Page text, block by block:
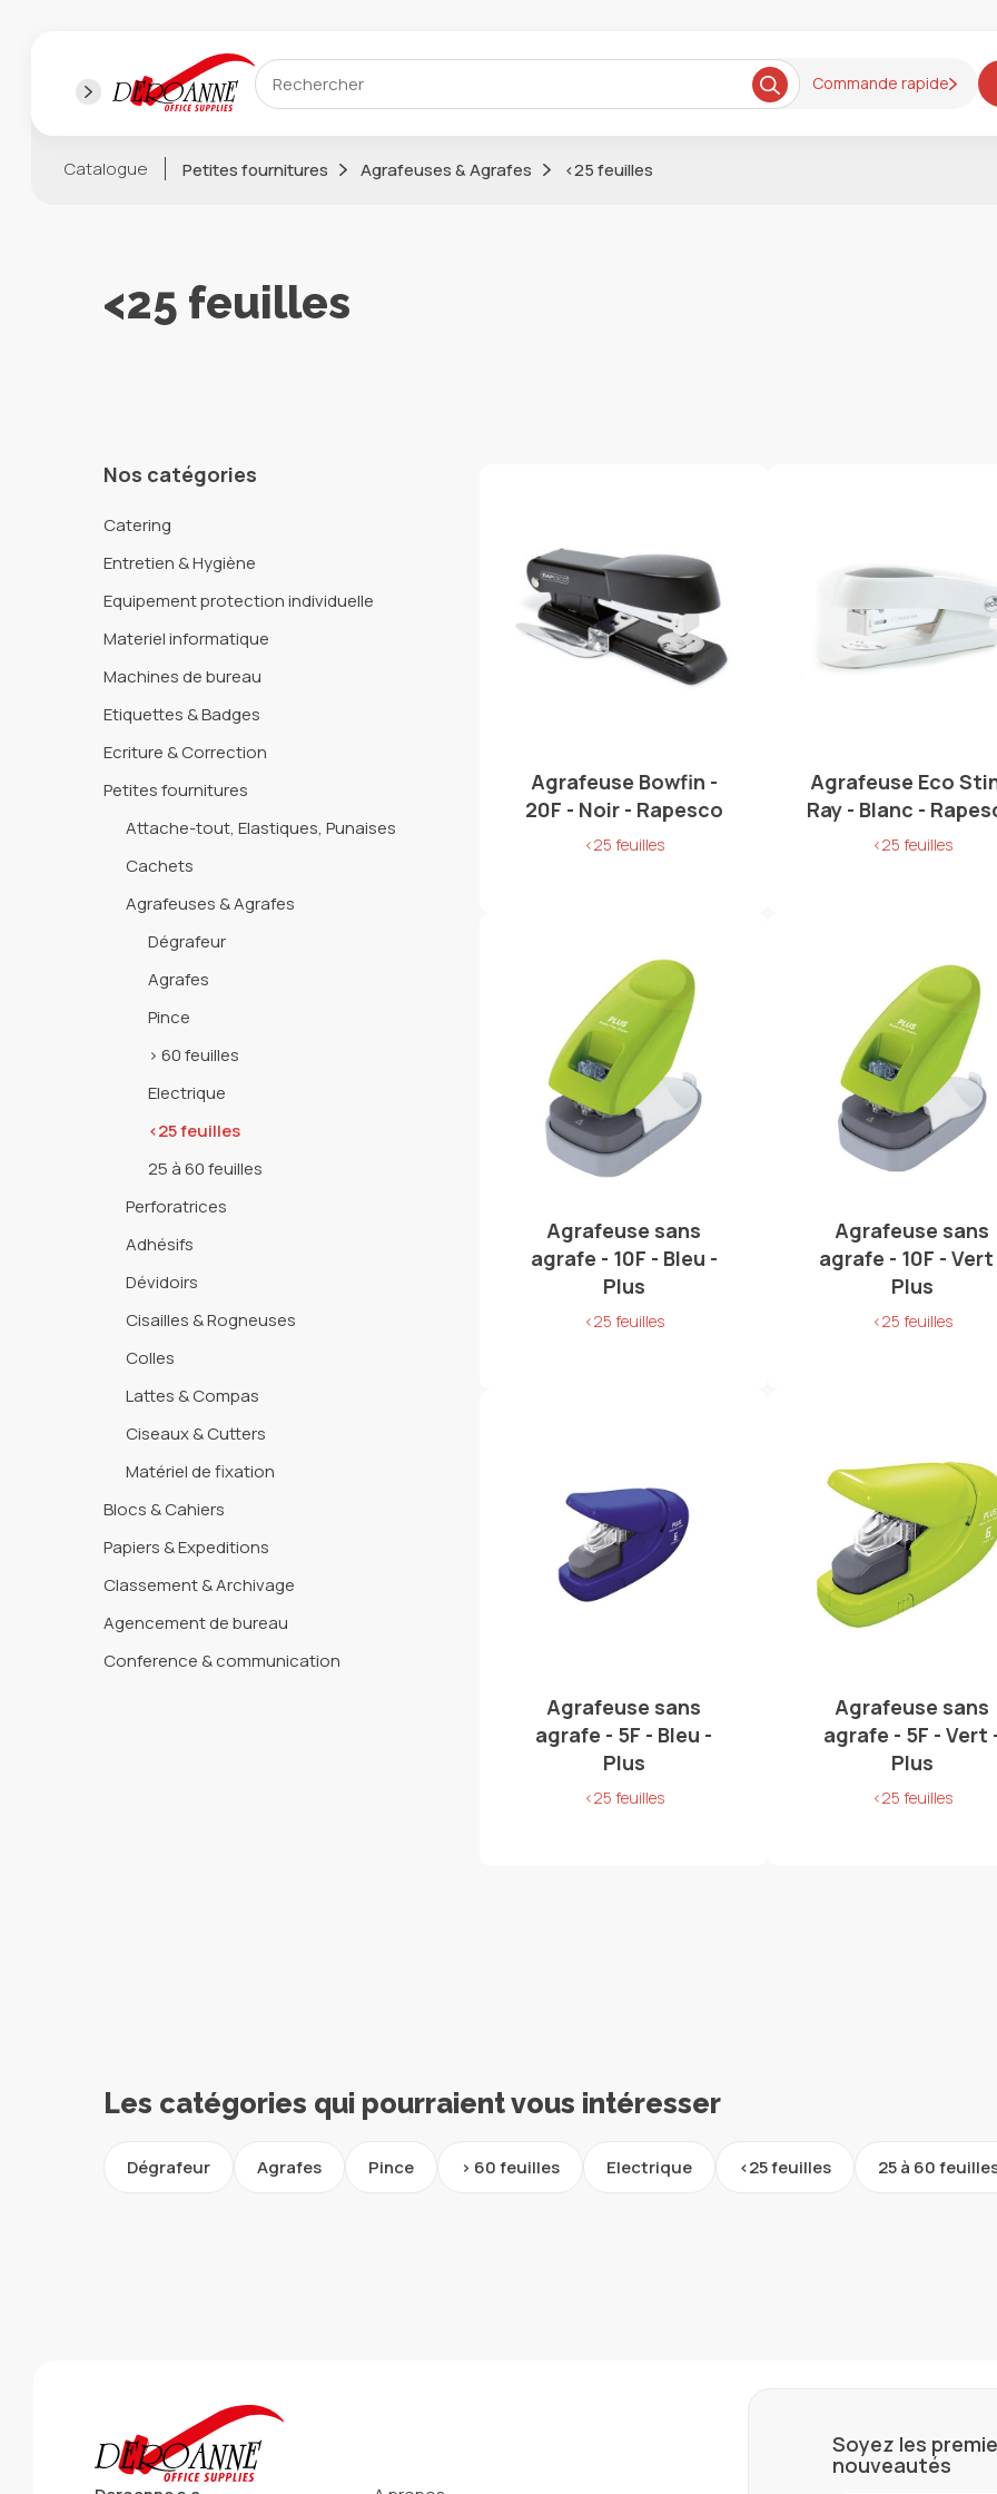
Commande rapide
Catalogue Petites fournitures Agrafeuses & Agrafes <25 feuilles
<25 feuilles
Nos catégories
Catering
Entretien & Hygiène
Equipement protection individuelle
Materiel informatique
Machines de bureau
Etiquettes & Badges
Ecriture & Correction
Petites fournitures
Attache-tout, Elastiques, Punaises
Cachets
Agrafeuses & Agrafes
Dégrafeur
Agrafes
Pince
> 60 feuilles
Electrique
<25 feuilles
25 à 60 feuilles
Perforatrices
Adhésifs
Dévidoirs
Cisailles & Rogneuses
Colles
Lattes & Compas
Ciseaux & Cutters
Matériel de fixation
Blocs & Cahiers
Papiers & Expeditions
Classement & Archivage
Agencement de bureau
Conference & communication
Agrafeuse Bowfin -
20F - Noir - Rapesco
<25 feuilles
Agrafeuse Eco
Ray - Blanc -
<25 feuilles
Agrafeuse sans
agrafe - 10F - Bleu -
Plus
<25 feuilles
Agrafeuse sans
agrafe - 10F -
Plus
<25 feuilles
Agrafeuse sans
agrafe - 5F - Bleu -
Plus
<25 feuilles
Agrafeuse sans
agrafe - 5F - Vert
Plus
<25 feuilles
Les catégories qui pourraient vous intéresser
Dégrafeur Agrafes Pince > 60 feuilles Electrique <25 feuilles 25 à 60
Soyez les
nouveautés